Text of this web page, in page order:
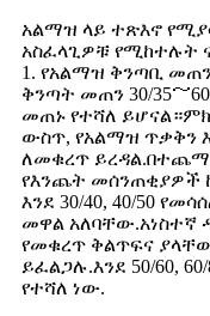
አልማዝ ላይ ተጽእኖ
አስፈላጊዎቹ የሚከተሉት
1. የአልማዝ ቅንጣቢ
ቅንጣት መጠን 30/35～
መጠኑ የተሻለ
ውስጥ, የአልማዝ ጥቃቅን
ለመቁረጥ
የእንጨት መሰንጠቂያዎች
እንደ 30/40, 40/50
መዋል
የመቁረጥ ቅልጥፍና
ይፈልጋሉ.እንደ 50/60,
የተሻለ ነው.